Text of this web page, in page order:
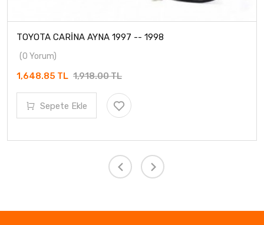
TOYOTA CARİNA AYNA 1997 -- 1998
(0 Yorum)
1,648.85 TL 1,918.00 TL
Sepete Ekle